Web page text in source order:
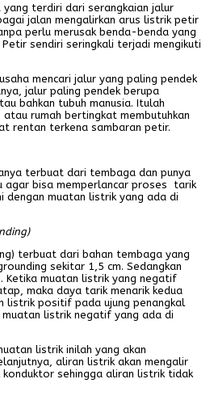
terdiri dari serangkaian jalur
jalan mengalirkan arus listrik petir
perlu merusak benda-benda yang
sendiri seringkali terjadi mengikuti
mencari jalur yang paling pendek
jalur paling pendek berupa
bahkan tubuh manusia. Itulah
rumah bertingkat membutuhkan
rentan terkena sambaran petir.
terbuat dari tembaga dan punya
agar bisa memperlancar proses tarik
dengan muatan listrik yang ada di
terbuat dari bahan tembaga yang
sekitar 1,5 cm. Sedangkan
Ketika muatan listrik yang negatif
maka daya tarik menarik kedua
listrik positif pada ujung penangkal
listrik negatif yang ada di
listrik inilah yang akan
aliran listrik akan mengalir
sehingga aliran listrik tidak